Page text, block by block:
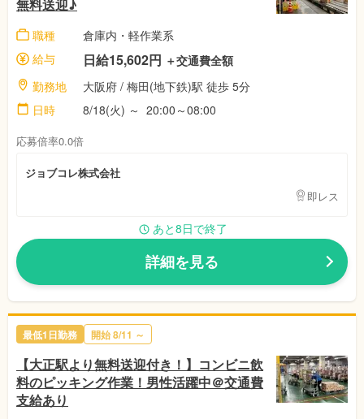
無料送迎♪
職種
倉庫内・軽作業系
給与
日給15,602円 ＋交通費全額
勤務地
大阪府 / 梅田(地下鉄)駅 徒歩 5分
日時
8/18(火) ～ 20:00～08:00
応募倍率0.0倍
ジョブコレ株式会社
即レス
あと8日で終了
詳細を見る
最低1日勤務 開始 8/11 ～
【大正駅より無料送迎付き！】コンビニ飲
料のピッキング作業！男性活躍中＠交通費
支給あり